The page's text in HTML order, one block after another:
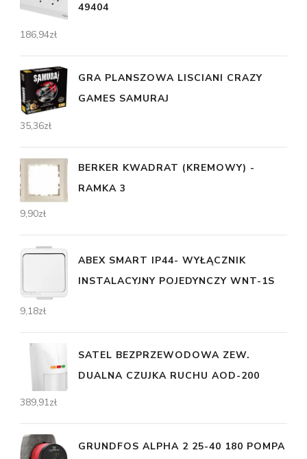
49404
186,94zł
GRA PLANSZOWA LISCIANI CRAZY
GAMES SAMURAJ
35,36zł
BERKER KWADRAT (KREMOWY) -
RAMKA 3
9,90zł
ABEX SMART IP44- WYŁĄCZNIK
INSTALACYJNY POJEDYNCZY WNT-1S
9,18zł
SATEL BEZPRZEWODOWA ZEW.
DUALNA CZUJKA RUCHU AOD-200
389,91zł
GRUNDFOS ALPHA 2 25-40 180 POMPA